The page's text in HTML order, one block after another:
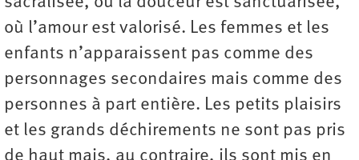
où l’amour est valorisé. Les femmes et les
enfants n’apparaissent pas comme des
personnages secondaires mais comme des
personnes à part entière. Les petits plaisirs
et les grands déchirements ne sont pas pris